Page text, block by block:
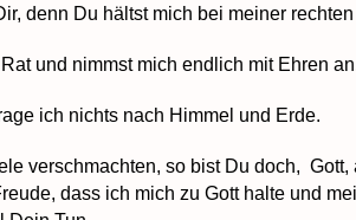
denn Du hältst mich bei meiner
und nimmst mich endlich mit Ehren
ich nichts nach Himmel und Erde.
verschmachten, so bist Du doch,
dass ich mich zu Gott halte und